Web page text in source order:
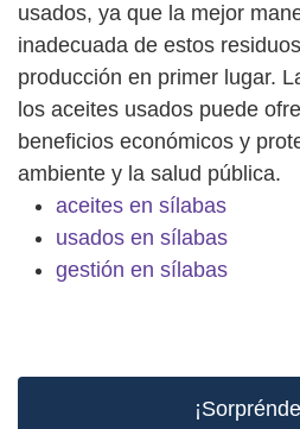
usados, ya que la mejor
inadecuada de estos
producción en primer lugar.
los aceites usados puede
beneficios económicos y
ambiente y la salud pública.
aceites en sílabas
usados en sílabas
gestión en sílabas